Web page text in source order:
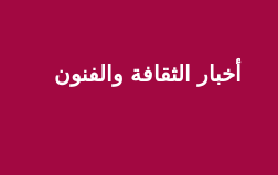
أخبار الثقافة والفنون